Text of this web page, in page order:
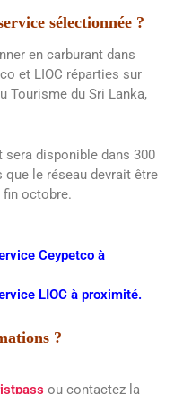
sélectionnée ?
en carburant dans
et LIOC réparties sur
Tourisme du Sri Lanka,
sera disponible dans 300
que le réseau devrait être
fin octobre.
Ceypetco à
LIOC à proximité.
?
ou contactez la